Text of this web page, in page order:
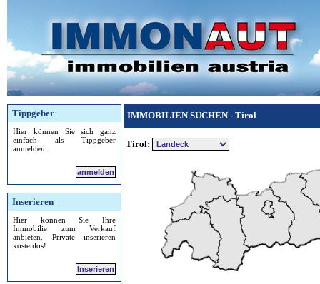
Tippgeber
Hier können Sie sich ganz
einfach als Tippgeber
anmelden.
anmelden
Inserieren
Hier können Sie Ihre
Immobilie zum Verkauf
anbieten. Private inserieren
kostenlos!
Inserieren
IMMOBILIEN SUCHEN - Tirol
Tirol: